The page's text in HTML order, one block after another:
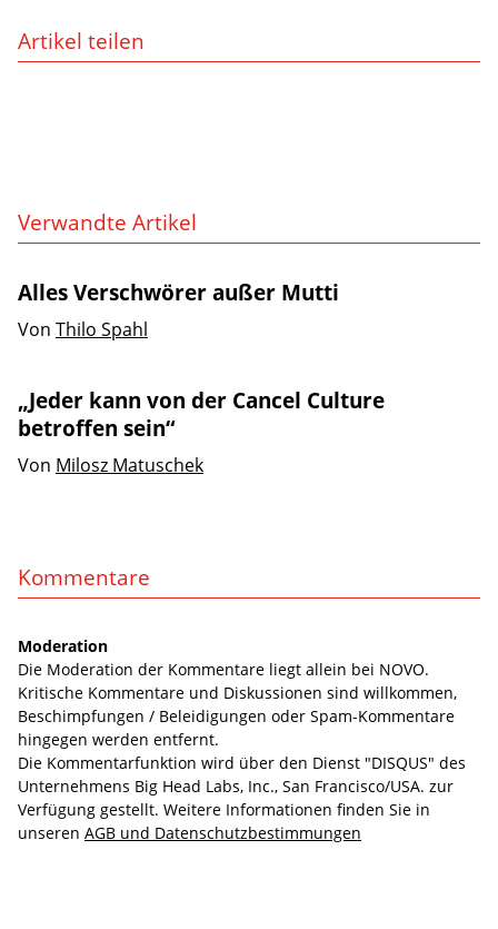
Artikel teilen
Verwandte Artikel
Alles Verschwörer außer Mutti
Von Thilo Spahl
„Jeder kann von der Cancel Culture
betroffen sein“
Von Milosz Matuschek
Kommentare
Moderation
Die Moderation der Kommentare liegt allein bei NOVO.
Kritische Kommentare und Diskussionen sind willkommen,
Beschimpfungen / Beleidigungen oder Spam-Kommentare
hingegen werden entfernt.
Die Kommentarfunktion wird über den Dienst "DISQUS" des
Unternehmens Big Head Labs, Inc., San Francisco/USA. zur
Verfügung gestellt. Weitere Informationen finden Sie in
unseren AGB und Datenschutzbestimmungen